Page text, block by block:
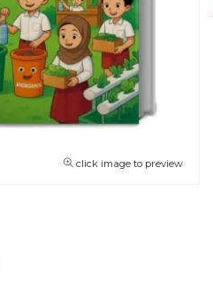
click image to preview